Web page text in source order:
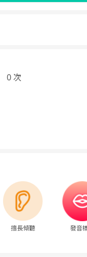
0 次
擅長傾聽 發音